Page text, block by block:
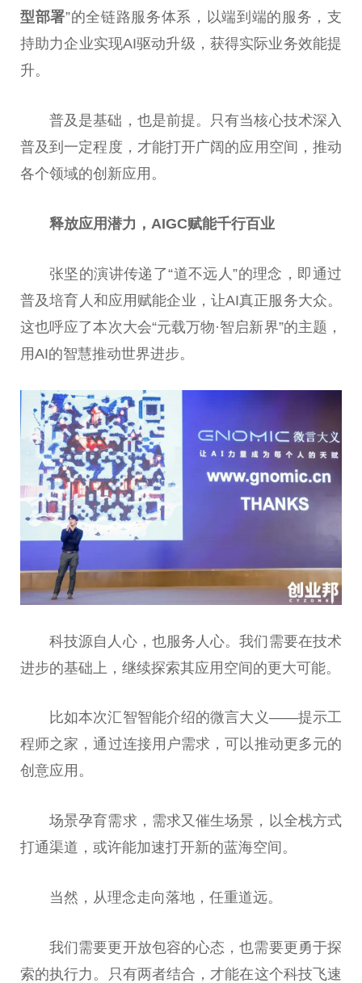
型部署”的全链路服务体系，以端到端的服务，支
持助力企业实现AI驱动升级，获得实际业务效能提
升。
普及是基础，也是前提。只有当核心技术深入
普及到一定程度，才能打开广阔的应用空间，推动
各个领域的创新应用。
释放应用潜力， AIGC赋能千行百业
张坚的演讲传递了“道不远人”的理念，即通过
普及培育人和应用赋能企业，让AI真正服务大众。
这也呼应了本次大会“元载万物·智启新界”的主题，
用AI的智慧推动世界进步。
科技源自人心，也服务人心。我们需要在技术
进步的基础上，继续探索其应用空间的更大可能。
比如本次汇智智能介绍的微言大义——提示工
程师之家，通过连接用户需求，可以推动更多元的
创意应用。
场景孕育需求，需求又催生场景，以全栈方式
打通渠道，或许能加速打开新的蓝海空间。
当然，从理念走向落地，任重道远。
我们需要更开放包容的心态，也需要更勇于探
索的执行力。只有两者结合，才能在这个科技飞速